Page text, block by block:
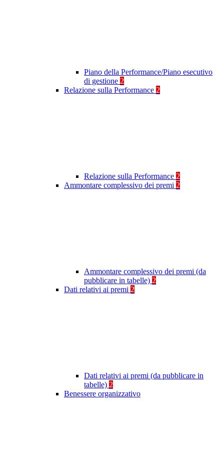
Piano della Performance/Piano esecutivo
di gestione 2
Relazione sulla Performance 2
Relazione sulla Performance 2
Ammontare complessivo dei premi 2
Ammontare complessivo dei premi (da
pubblicare in tabelle) 2
Dati relativi ai premi 2
Dati relativi ai premi (da pubblicare in
tabelle) 2
Benessere organizzativo